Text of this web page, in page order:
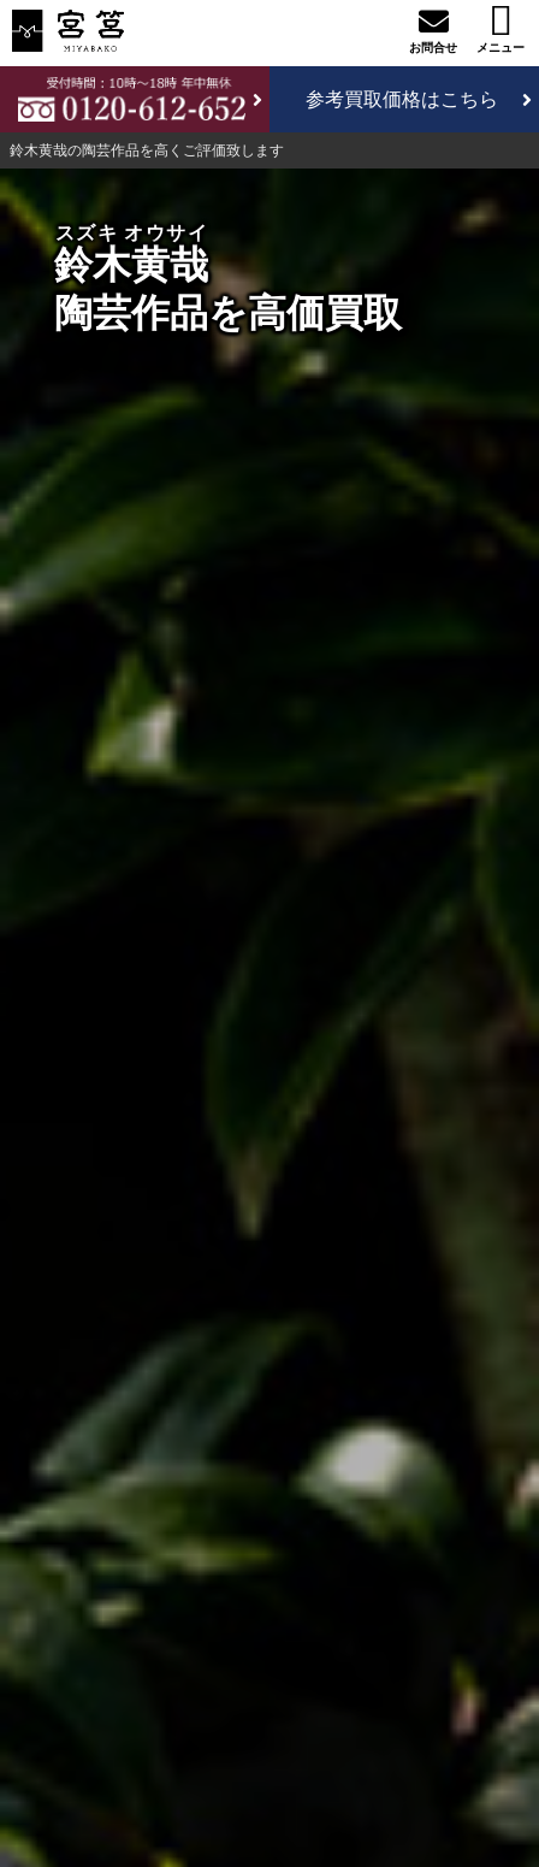
鈴木黄哉の陶芸作品を高くご評価致します
参考買取価格はこちら
鈴木黄哉
スズキ オウサイ
陶芸作品を高価買取